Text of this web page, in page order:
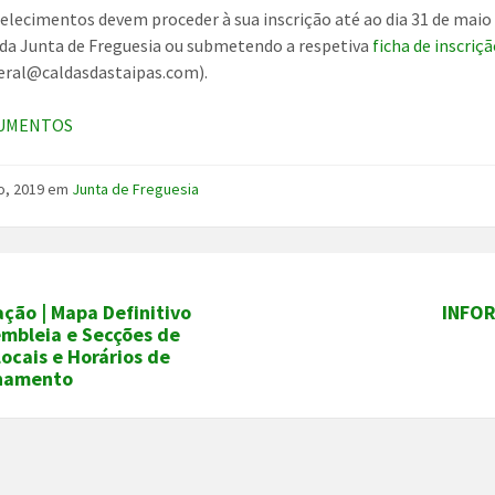
devem proceder à sua inscrição até ao dia 31 de
Junta de Freguesia ou submetendo a respetiva ficha de
2019em Junta de Freguesia
| Mapa Definitivo
e Secções de
e Horários de